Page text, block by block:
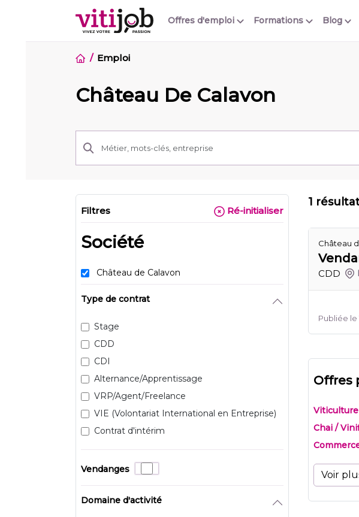
Offres d'emploi Blog
Formations
Emploi
Château De Calavon
Filtres Ré-initialiser
Société
Château de Calavon
Type de contrat
Stage
CDD
CDI
Alternance/Apprentissage
VRP/Agent/Freelance
VIE (Volontariat International en Entreprise)
Contrat d'intérim
Vendanges
Domaine d'activité
1
Château
CDD
Publiée le
Offres
Viticulture
Chai /
Voir